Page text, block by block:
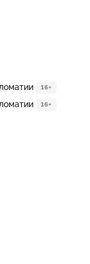
16+
16+